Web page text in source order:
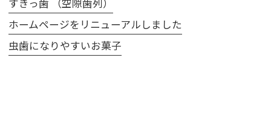
すきっ歯 （空隙歯列）
ホームページをリニューアルしました
虫歯になりやすいお菓子